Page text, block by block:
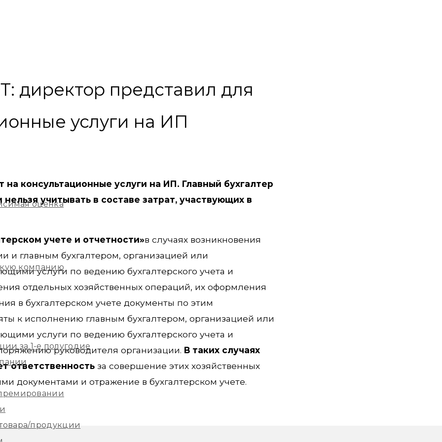
оценка
компанию
за 1-е полугодие
продукции
представил для
услуги на ИП
консультационные услуги на ИП. Главный бухгалтер
учитывать в составе затрат, участвующих в
учете и отчетности»в случаях возникновения
и главным бухгалтером, организацией или
услуги по ведению бухгалтерского учета и
отдельных хозяйственных операций, их оформления
в бухгалтерском учете документы по этим
к исполнению главным бухгалтером, организацией или
услуги по ведению бухгалтерского учета и
руководителя организации. В таких случаях
ответственность за совершение этих хозяйственных
документами и отражение в бухгалтерском учете.